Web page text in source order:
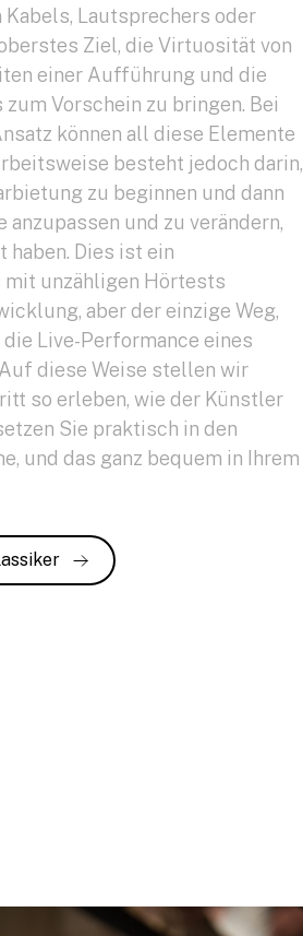
Lautsprechers oder
Ziel, die Virtuosität von
einer Aufführung und die
Vorschein zu bringen. Bei
können all diese Elemente
besteht jedoch darin,
zu beginnen und dann
und zu verändern,
Dies ist ein
unzähligen Hörtests
aber der einzige Weg,
Live-Performance eines
diese Weise stellen wir
so erleben, wie der Künstler
Sie praktisch in den
und das ganz bequem in Ihrem